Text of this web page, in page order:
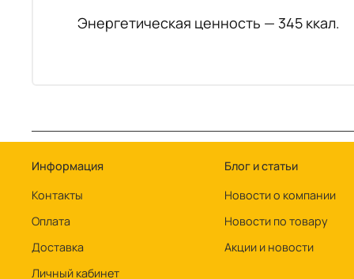
Энергетическая ценность — 345 ккал.
Информация
Контакты
Оплата
Доставка
Личный кабинет
Блог и статьи
Новости о компании
Новости по товару
Акции и новости